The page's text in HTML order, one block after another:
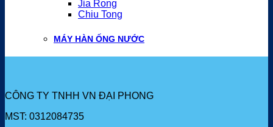
Jia Rong
Chiu Tong
MÁY HÀN ỐNG NƯỚC
CÔNG TY TNHH VN ĐẠI PHONG
MST: 0312084735